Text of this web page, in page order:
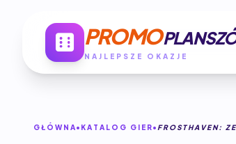
PROMO
NAJLEPSZE OKAZJE
GŁÓWNA KATALOG GIER FROSTHAVEN: